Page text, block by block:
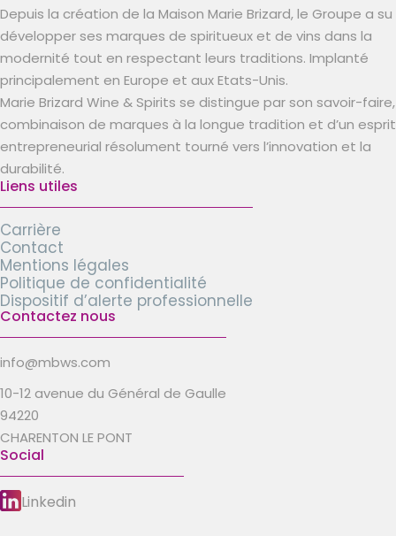
Depuis la création de la Maison Marie Brizard, le Groupe a su
développer ses marques de spiritueux et de vins dans la
modernité tout en respectant leurs traditions. Implanté
principalement en Europe et aux Etats-Unis.
Marie Brizard Wine & Spirits se distingue par son savoir-faire,
combinaison de marques à la longue tradition et d’un esprit
entrepreneurial résolument tourné vers l’innovation et la
durabilité.
Liens utiles
Carrière
Contact
Mentions légales
Politique de confidentialité
Dispositif d’alerte professionnelle
Contactez nous
info@mbws.com
10-12 avenue du Général de Gaulle
94220
CHARENTON LE PONT
Social
Linkedin